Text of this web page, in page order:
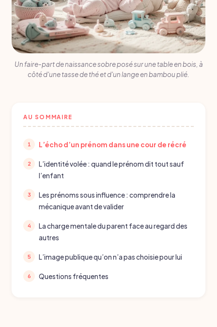
Un faire-part de naissance sobre posé sur une table en bois, à
côté d'une tasse de thé et d'un lange en bambou plié.
AU SOMMAIRE
L’écho d’un prénom dans une cour de récré
L’identité volée : quand le prénom dit tout sauf
l’enfant
Les prénoms sous influence : comprendre la
mécanique avant de valider
La charge mentale du parent face au regard des
autres
L’image publique qu’on n’a pas choisie pour lui
Questions fréquentes